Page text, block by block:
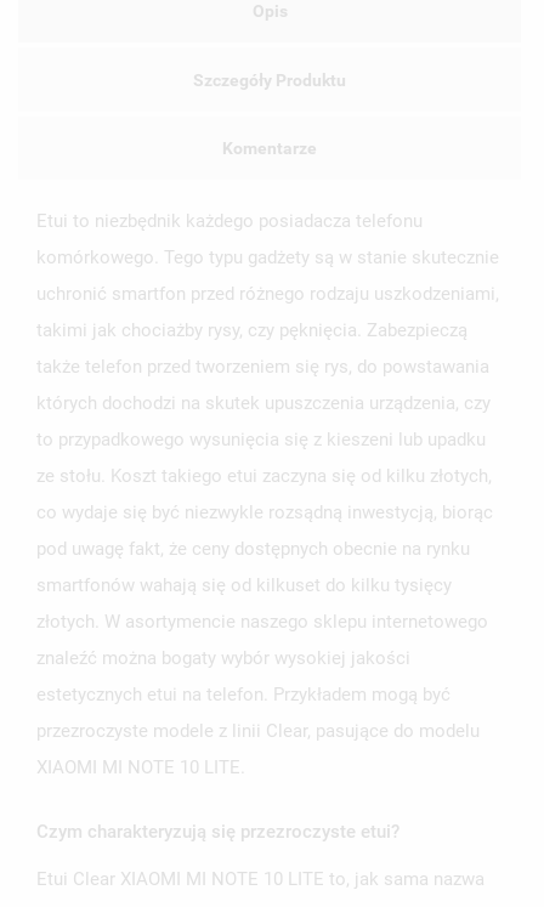
Opis
Szczegóły Produktu
Komentarze
Etui to niezbędnik każdego posiadacza telefonu
komórkowego. Tego typu gadżety są w stanie skutecznie
uchronić smartfon przed różnego rodzaju uszkodzeniami,
takimi jak chociażby rysy, czy pęknięcia. Zabezpieczą
także telefon przed tworzeniem się rys, do powstawania
których dochodzi na skutek upuszczenia urządzenia, czy
to przypadkowego wysunięcia się z kieszeni lub upadku
ze stołu. Koszt takiego etui zaczyna się od kilku złotych,
co wydaje się być niezwykle rozsądną inwestycją, biorąc
pod uwagę fakt, że ceny dostępnych obecnie na rynku
smartfonów wahają się od kilkuset do kilku tysięcy
złotych. W asortymencie naszego sklepu internetowego
znaleźć można bogaty wybór wysokiej jakości
estetycznych etui na telefon. Przykładem mogą być
przezroczyste modele z linii Clear, pasujące do modelu
XIAOMI MI NOTE 10 LITE.
Czym charakteryzują się przezroczyste etui?
Etui Clear XIAOMI MI NOTE 10 LITE to, jak sama nazwa